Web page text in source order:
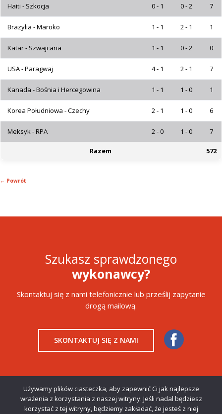
Haiti - Szkocja 0 - 1 0 - 2 7
Brazylia - Maroko 1 - 1 2 - 1 1
Katar - Szwajcaria 1 - 1 0 - 2 0
USA - Paragwaj 4 - 1 2 - 1 7
Kanada - Bośnia i Hercegowina 1 - 1 1 - 0 1
Korea Południowa - Czechy 2 - 1 1 - 0 6
Meksyk - RPA 2 - 0 1 - 0 7
Razem 572
← Powrót
Szukasz sprawdzonego
wykonawcy?
Skontaktuj się z nami telefonicznie lub prześlij zapytanie
drogą mailową.
SKONTAKTUJ SIĘ Z NAMI
Copyright © 2019 Primost Południe. Wszystkie prawa
Używamy plików ciasteczka, aby zapewnić Ci jak najlepsze
wrażenia z korzystania z naszej witryny. Jeśli nadal będziesz
korzystać z tej witryny, będziemy zakładać, że jesteś z niej